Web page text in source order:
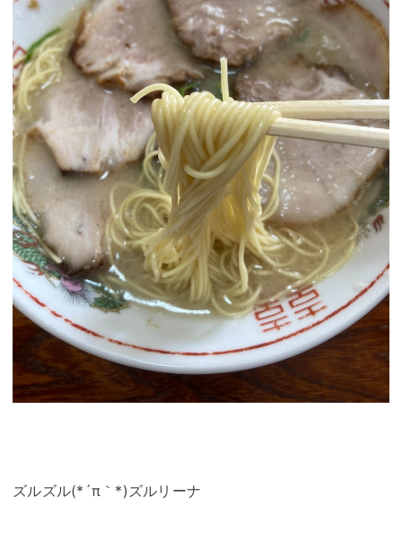
ズルズル(*´π｀*)ズルリーナ